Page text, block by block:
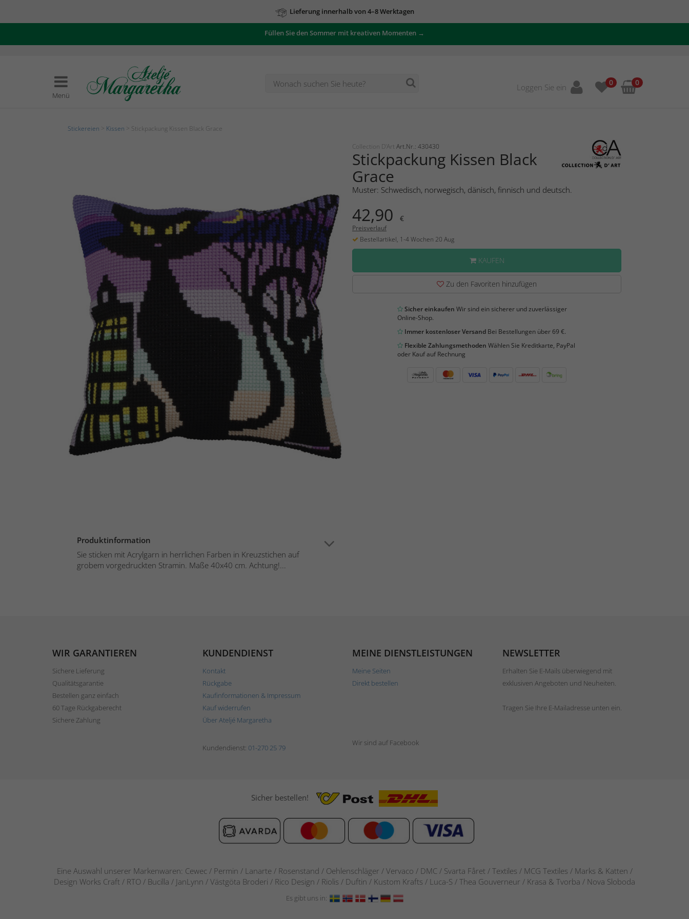
Lieferung innerhalb von 4–8 Werktagen
Füllen Sie den Sommer mit kreativen Momenten →
Menü
Loggen Sie ein 0 0
Stickereien Kissen > Stickpackung Kissen Black Grace
Produktinformation
Sie sticken mit Acrylgarn in herrlichen Farben in Kreuzstichen auf
grobem vorgedruckten Stramin. Maße 40x40 cm. Achtung!...
Collection D'Art Art.Nr.: 430430
Stickpackung Kissen Black
Grace
Muster: Schwedisch, norwegisch, dänisch, finnisch und deutsch.
42,90 €
Preisverlauf
Bestellartikel, 1-4 Wochen 20 Aug
KAUFEN
Zu den Favoriten hinzufügen
Sicher einkaufen Wir sind ein sicherer und zuverlässiger
Online-Shop.
Immer kostenloser VersandBei Bestellungen über 69 €.
Flexible Zahlungsmethoden Wählen Sie Kreditkarte, PayPal
oder Kauf auf Rechnung
WIR GARANTIEREN
Sichere Lieferung
Qualitätsgarantie
Bestellen ganz einfach
60 Tage Rückgaberecht
Sichere Zahlung
KUNDENDIENST
Kontakt
Rückgabe
Kaufinformationen & Impressum
Kauf widerrufen
Über Ateljé Margaretha
MEINE DIENSTLEISTUNGEN
Meine Seiten
Direkt bestellen
NEWSLETTER
Erhalten Sie E-Mails überwiegend mit
exklusiven Angeboten und Neuheiten.
Tragen Sie Ihre E-Mailadresse unten ein.
Kundendienst: 01-270 25 79
Wir sind auf Facebook
Sicher bestellen!
Eine Auswahl unserer Markenwaren: Cewec / Permin / Lanarte / Rosenstand / Oehlenschläger / Vervaco / DMC / Svarta Fåret / Textiles / MCG Textiles / Marks & Katten /
Design Works Craft / RTO / Bucilla / JanLynn / Västgöta Broderi / Rico Design / Riolis / Duftin / Kustom Krafts / Luca-S / Thea Gouverneur / Krasa & Tvorba / Nova Sloboda
Es gibt uns in: